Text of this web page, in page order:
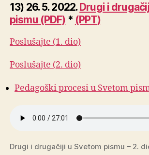
13) 26. 5. 2022.Drugi i
pismu (PDF) * (PPT)
Poslušajte (1. dio)
Poslušajte (2. dio)
Pedagoški procesi u Svetom
Drugi i drugačiji u Svetom pismu – 2.